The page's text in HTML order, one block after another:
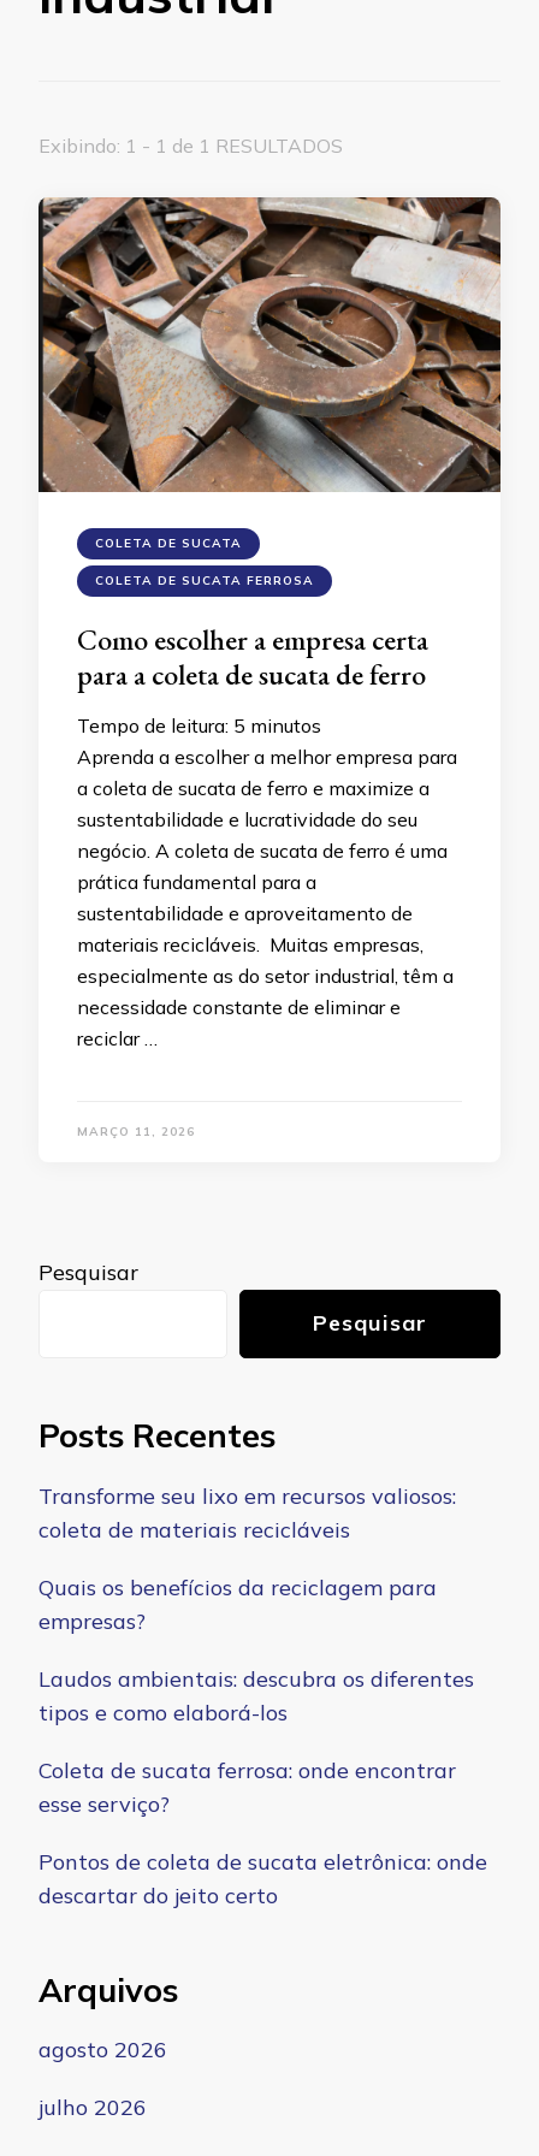
Exibindo: 1 - 1 de 1 RESULTADOS
COLETA DE SUCATA
COLETA DE SUCATA FERROSA
Como escolher a empresa certa
para a coleta de sucata de ferro
Tempo de leitura: 5 minutos
Aprenda a escolher a melhor empresa para
a coleta de sucata de ferro e maximize a
sustentabilidade e lucratividade do seu
negócio. A coleta de sucata de ferro é uma
prática fundamental para a
sustentabilidade e aproveitamento de
materiais recicláveis. Muitas empresas,
especialmente as do setor industrial, têm a
necessidade constante de eliminar e
reciclar …
MARÇO 11, 2026
Pesquisar
Pesquisar
Posts Recentes
Transforme seu lixo em recursos valiosos:
coleta de materiais recicláveis
Quais os benefícios da reciclagem para
empresas?
Laudos ambientais: descubra os diferentes
tipos e como elaborá-los
Coleta de sucata ferrosa: onde encontrar
esse serviço?
Pontos de coleta de sucata eletrônica: onde
descartar do jeito certo
Arquivos
agosto 2026
julho 2026